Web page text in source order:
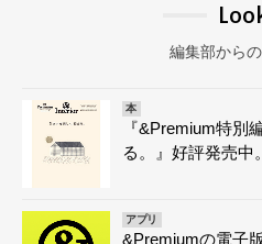
編集部から
本
『&Premium特別
る。』好評発売中。
アプリ
&Premiumの電子